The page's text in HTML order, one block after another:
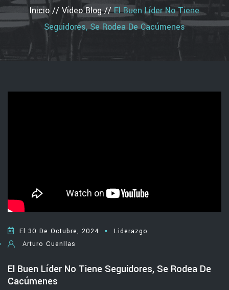
Inicio // Vídeo Blog//El Buen Líder No Tiene
Seguidores, Se Rodea De Cacúmenes
El 30 De Octubre, 2024
Liderazgo
Arturo Cuenllas
El Buen Líder No Tiene Seguidores, Se Rodea De
Cacúmenes